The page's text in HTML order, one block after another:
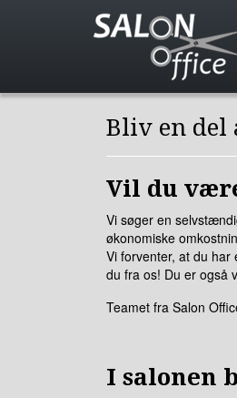
Bliv en del
Vil du
Vi søger en
økonomiske
Vi forventer, at du
du fra os! Du er også
Teamet fra Salon
I salonen